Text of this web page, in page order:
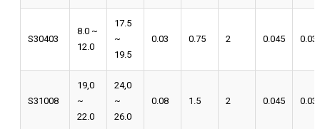
S30403
8.0 ~
12.0
17.5
~
19.5
0.03 0.75 2 0.045 0.03
S31008
19,0
~
22.0
24,0
~
26.0
0.08 1.5 2 0.045 0.03